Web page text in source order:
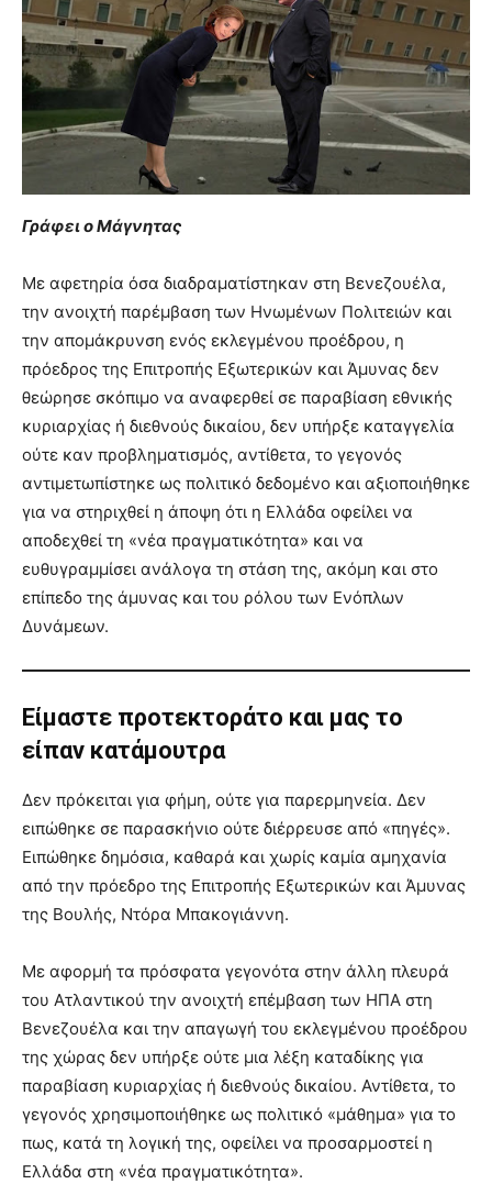
Γράφει ο Μάγνητας
Με αφετηρία όσα διαδραματίστηκαν στη Βενεζουέλα,
την ανοιχτή παρέμβαση των Ηνωμένων Πολιτειών και
την απομάκρυνση ενός εκλεγμένου προέδρου, η
πρόεδρος της Επιτροπής Εξωτερικών και Άμυνας δεν
θεώρησε σκόπιμο να αναφερθεί σε παραβίαση εθνικής
κυριαρχίας ή διεθνούς δικαίου, δεν υπήρξε καταγγελία
ούτε καν προβληματισμός, αντίθετα, το γεγονός
αντιμετωπίστηκε ως πολιτικό δεδομένο και αξιοποιήθηκε
για να στηριχθεί η άποψη ότι η Ελλάδα οφείλει να
αποδεχθεί τη «νέα πραγματικότητα» και να
ευθυγραμμίσει ανάλογα τη στάση της, ακόμη και στο
επίπεδο της άμυνας και του ρόλου των Ενόπλων
Δυνάμεων.
Είμαστε προτεκτοράτο και μας το
είπαν κατάμουτρα
Δεν πρόκειται για φήμη, ούτε για παρερμηνεία. Δεν
ειπώθηκε σε παρασκήνιο ούτε διέρρευσε από «πηγές».
Ειπώθηκε δημόσια, καθαρά και χωρίς καμία αμηχανία
από την πρόεδρο της Επιτροπής Εξωτερικών και Άμυνας
της Βουλής, Ντόρα Μπακογιάννη.
Με αφορμή τα πρόσφατα γεγονότα στην άλλη πλευρά
του Ατλαντικού την ανοιχτή επέμβαση των ΗΠΑ στη
Βενεζουέλα και την απαγωγή του εκλεγμένου προέδρου
της χώρας δεν υπήρξε ούτε μια λέξη καταδίκης για
παραβίαση κυριαρχίας ή διεθνούς δικαίου. Αντίθετα, το
γεγονός χρησιμοποιήθηκε ως πολιτικό «μάθημα» για το
πως, κατά τη λογική της, οφείλει να προσαρμοστεί η
Ελλάδα στη «νέα πραγματικότητα».